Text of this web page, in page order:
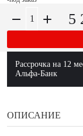
5
Рассрочка на 12
Альфа-Банк
ОПИСАНИЕ